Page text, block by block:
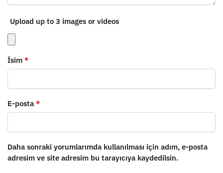
Upload up to 3 images or videos
İsim *
E-posta *
Daha sonraki yorumlarımda kullanılması için adım, e-posta
adresim ve site adresim bu tarayıcıya kaydedilsin.